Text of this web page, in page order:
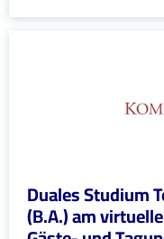
Duales Studium
(B.A.) am